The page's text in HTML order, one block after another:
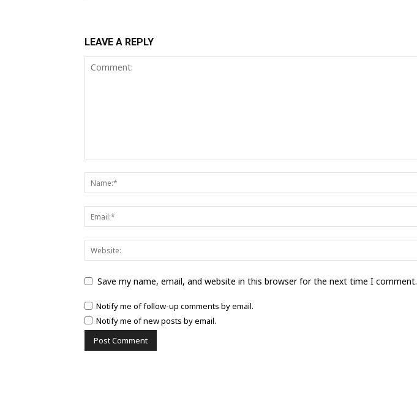
LEAVE A REPLY
Save my name, email, and website in this browser for the next time I comment.
Notify me of follow-up comments by email.
Notify me of new posts by email.